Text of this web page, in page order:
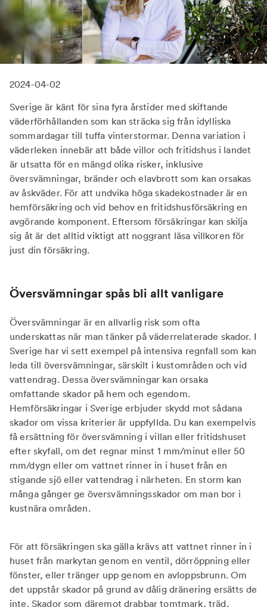
2024-04-02
Sverige är känt för sina fyra årstider med skiftande
väderförhållanden som kan sträcka sig från idylliska
sommardagar till tuffa vinterstormar. Denna variation i
väderleken innebär att både villor och fritidshus i landet
är utsatta för en mängd olika risker, inklusive
översvämningar, bränder och elavbrott som kan orsakas
av åskväder. För att undvika höga skadekostnader är en
hemförsäkring och vid behov en fritidshusförsäkring en
avgörande komponent. Eftersom försäkringar kan skilja
sig åt är det alltid viktigt att noggrant läsa villkoren för
just din försäkring.
Översvämningar spås bli allt vanligare
Översvämningar är en allvarlig risk som ofta
underskattas när man tänker på väderrelaterade skador. I
Sverige har vi sett exempel på intensiva regnfall som kan
leda till översvämningar, särskilt i kustområden och vid
vattendrag. Dessa översvämningar kan orsaka
omfattande skador på hem och egendom.
Hemförsäkringar i Sverige erbjuder skydd mot sådana
skador om vissa kriterier är uppfyllda. Du kan exempelvis
få ersättning för översvämning i villan eller fritidshuset
efter skyfall, om det regnar minst 1 mm/minut eller 50
mm/dygn eller om vattnet rinner in i huset från en
stigande sjö eller vattendrag i närheten. En storm kan
många gånger ge översvämningsskador om man bor i
kustnära områden.
För att försäkringen ska gälla krävs att vattnet rinner in i
huset från markytan genom en ventil, dörröppning eller
fönster, eller tränger upp genom en avloppsbrunn. Om
det uppstår skador på grund av dålig dränering ersätts de
inte. Skador som däremot drabbar tomtmark, träd,